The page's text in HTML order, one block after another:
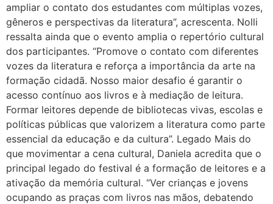
ampliar o contato dos estudantes com múltiplas vozes,
gêneros e perspectivas da literatura”, acrescenta. Nolli
ressalta ainda que o evento amplia o repertório cultural
dos participantes. “Promove o contato com diferentes
vozes da literatura e reforça a importância da arte na
formação cidadã. Nosso maior desafio é garantir o
acesso contínuo aos livros e à mediação de leitura.
Formar leitores depende de bibliotecas vivas, escolas e
políticas públicas que valorizem a literatura como parte
essencial da educação e da cultura”. Legado Mais do
que movimentar a cena cultural, Daniela acredita que o
principal legado do festival é a formação de leitores e a
ativação da memória cultural. “Ver crianças e jovens
ocupando as praças com livros nas mãos, debatendo